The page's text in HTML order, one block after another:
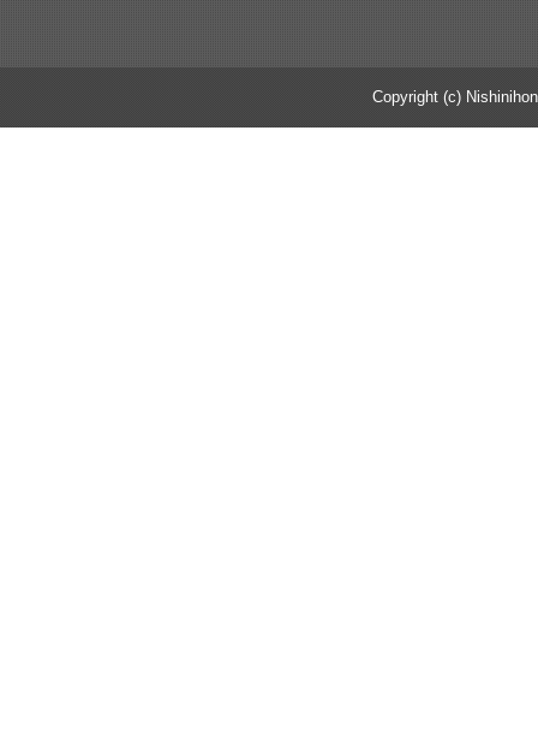
Copyright (c)